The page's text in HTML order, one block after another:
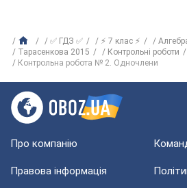
✅ ГДЗ ✅ ⚡ 7 клас ⚡
Тарасенкова 2015
Контрольні роботи
Контрольна робота № 2. Одночлени
Про компанію
Правова інформація